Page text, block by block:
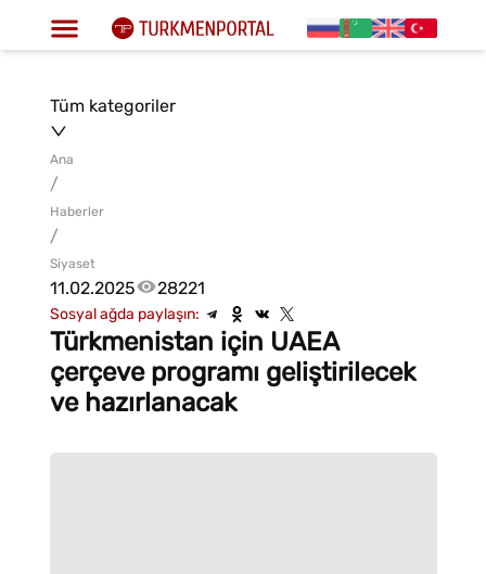
Tüm kategoriler
Ana
/
Haberler
/
Siyaset
11.02.2025 28221
Sosyal ağda paylaşın:
Türkmenistan için UAEA
çerçeve programı geliştirilecek
ve hazırlanacak